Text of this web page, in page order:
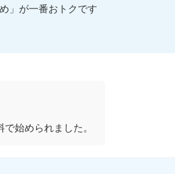
」が一番おトクです
始められました。